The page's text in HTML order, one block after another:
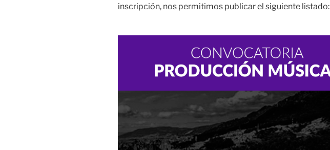
inscripción, nos permitimos publicar el siguiente listado: